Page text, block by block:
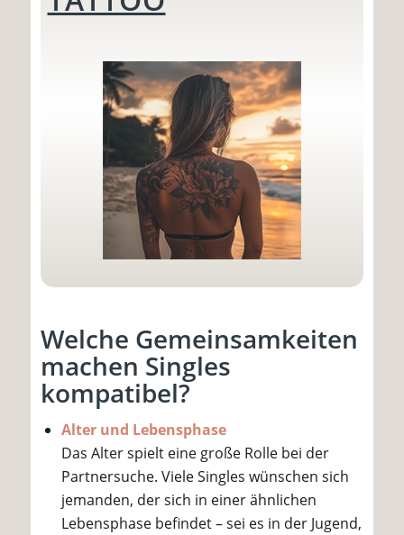
Welche Gemeinsamkeiten
machen Singles
kompatibel?
Alter und Lebensphase
Das Alter spielt eine große Rolle bei der
Partnersuche. Viele Singles wünschen sich
jemanden, der sich in einer ähnlichen
Lebensphase befindet – sei es in der Jugend,